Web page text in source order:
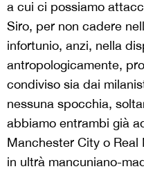
a cui ci possiamo
Siro, per non cadere
infortunio, anzi, nella
antropologicamente,
condiviso sia dai
nessuna spocchia,
abbiamo entrambi già
Manchester City o
in ultrà mancuniano-